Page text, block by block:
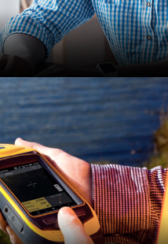
Start-ups